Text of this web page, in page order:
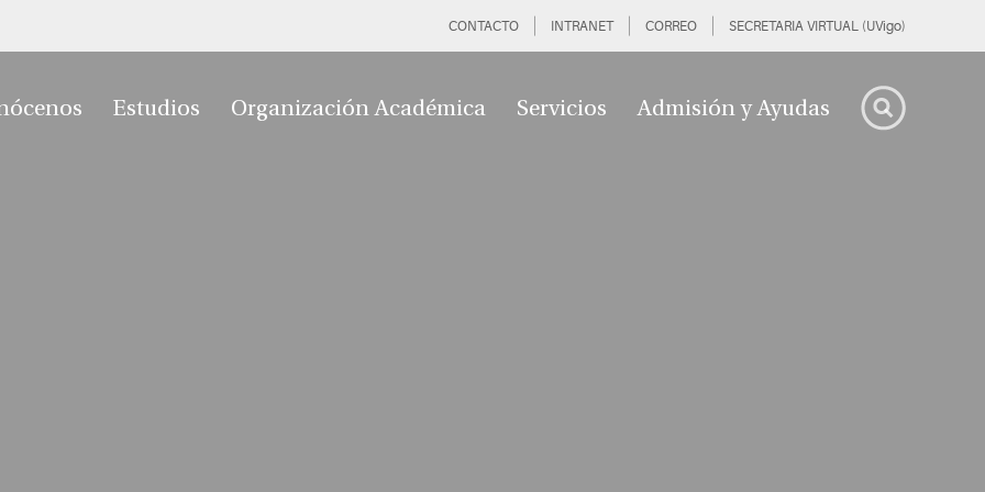
CONTACTO INTRANET CORREO SECRETARIA VIRTUAL (UVigo)
Estudios Organización Académica Servicios Admisión y Ayudas